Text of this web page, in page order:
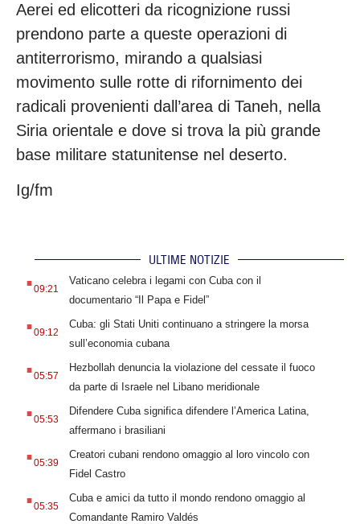
Aerei ed elicotteri da ricognizione russi
prendono parte a queste operazioni di
antiterrorismo, mirando a qualsiasi
movimento sulle rotte di rifornimento dei
radicali provenienti dall’area di Taneh, nella
Siria orientale e dove si trova la più grande
base militare statunitense nel deserto.
Ig/fm
ULTIME NOTIZIE
.09:21
Vaticano celebra i legami con Cuba con il
documentario “Il Papa e Fidel”
.09:12
Cuba: gli Stati Uniti continuano a stringere la morsa
sull’economia cubana
.05:57
Hezbollah denuncia la violazione del cessate il fuoco
da parte di Israele nel Libano meridionale
.05:53
Difendere Cuba significa difendere l’America Latina,
affermano i brasiliani
.05:39
Creatori cubani rendono omaggio al loro vincolo con
Fidel Castro
.05:35
Cuba e amici da tutto il mondo rendono omaggio al
Comandante Ramiro Valdés